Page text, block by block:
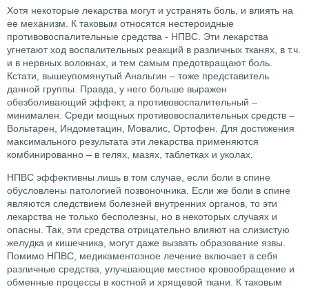
Хотя некоторые лекарства могут и устранять боль, и влиять на
ее механизм. К таковым относятся нестероидные
противовоспалительные средства - НПВС. Эти лекарства
угнетают ход воспалительных реакций в различных тканях, в т.ч.
и в нервных волокнах, и тем самым предотвращают боль.
Кстати, вышеупомянутый Анальгин – тоже представитель
данной группы. Правда, у него больше выражен
обезболивающий эффект, а противовоспалительный –
минимален. Среди мощных противовоспалительных средств –
Вольтарен, Индометацин, Мовалис, Ортофен. Для достижения
максимального результата эти лекарства применяются
комбинированно – в гелях, мазях, таблетках и уколах.
НПВС эффективны лишь в том случае, если боли в спине
обусловлены патологией позвоночника. Если же боли в спине
являются следствием болезней внутренних органов, то эти
лекарства не только бесполезны, но в некоторых случаях и
опасны. Так, эти средства отрицательно влияют на слизистую
желудка и кишечника, могут даже вызвать образование язвы.
Помимо НПВС, медикаментозное лечение включает в себя
различные средства, улучшающие местное кровообращение и
обменные процессы в костной и хрящевой ткани. К таковым